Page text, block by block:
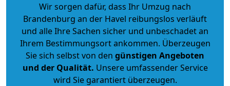
Wir sorgen dafür, dass Ihr Umzug nach
Brandenburg an der Havel reibungslos verläuft
und alle Ihre Sachen sicher und unbeschadet an
Ihrem Bestimmungsort ankommen. Überzeugen
Sie sich selbst von den günstigen Angeboten
und der Qualität. Unsere umfassender Service
wird Sie garantiert überzeugen.